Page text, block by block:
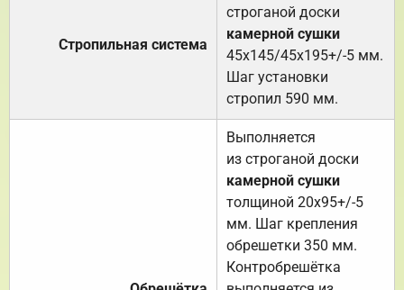
Стропильная система
строганой доски
камерной сушки
45х145/45х195+/-5 мм.
Шаг установки
стропил 590 мм.
Выполняется
из строганой доски
камерной сушки
толщиной 20х95+/-5
мм. Шаг крепления
обрешетки 350 мм.
Контробрешётка